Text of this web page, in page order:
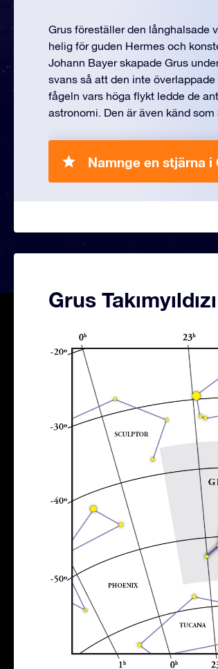
Grus föreställer den långhalsade
helig för guden Hermes och
Johann Bayer skapade Grus
svans så att den inte
fågeln vars höga flykt ledde de
astronomi. Den är även känd
Namnge en stjärna i
Grus